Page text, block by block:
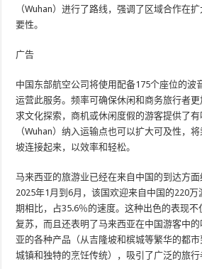
（Wuhan）进行了路线，强调了区域合作在
要性。
广告
中国东部航空公司将使用配备175个座位的波
运营此服务。频率可确保休闲和商务旅行者
求文化探索，商机或休闲度假的游客提供了
（Wuhan）纳入运输点也可以扩大可及性，
坡连接起来，以效率和轻松。
马来西亚的旅游业已经在来自中国的到达方
2025年1月到6月，该国欢迎来自中国的220
期相比，占35.6％的速度。这种出色的表现
复苏，而且还表明了马来西亚在中国游客中
亚的各种产品（从吉隆坡和槟城等繁华的都
城镇和独特的烹饪传统），吸引了广泛的旅行